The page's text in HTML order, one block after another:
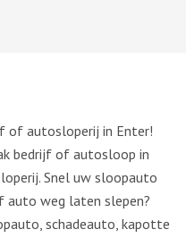
of autosloperij in Enter!
bedrijf of autosloop in
Snel uw sloopauto
auto weg laten slepen?
schadeauto, kapotte